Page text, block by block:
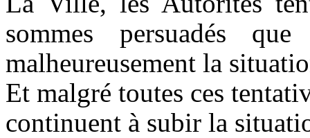
sommes persuadés
malheureusement la
Et malgré toutes ces
continuent à subir la